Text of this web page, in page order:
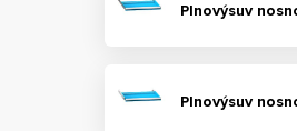
Plnovýsuv
Plnovýsuv